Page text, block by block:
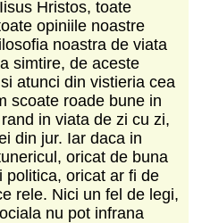
Hristos, toate
opiniile noastre
noastra de viata
simtire, de aceste
atunci din vistieria cea
scoate roade bune in
in viata de zi cu zi,
din jur. Iar daca in
oricat de buna
politica, oricat ar fi de
rele. Nici un fel de legi,
nu pot infrana